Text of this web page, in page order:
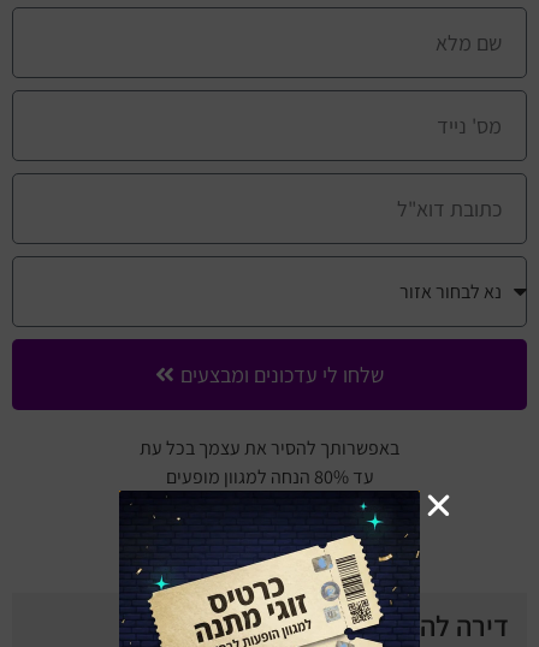
שלחו לי עדכונים ומבצעים
באפשרותך להסיר את עצמך בכל עת
עד 80% הנחה למגוון מופעים
דירה להשכיר - התיאטרון שלנו